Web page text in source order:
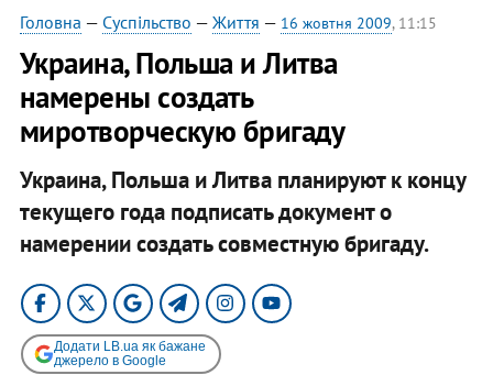
Головна — Суспільство — Життя — 16 жовтня 2009, 11:15
Украина, Польша и Литва
намерены создать
миротворческую бригаду
Украина, Польша и Литва планируют к концу
текущего года подписать документ о
намерении создать совместную бригаду.
Додати LB.ua як бажане
джерело в Google